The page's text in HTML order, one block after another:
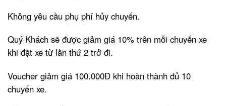
Không yêu cầu phụ phí hủy chuyến.
Quý Khách sẽ được giảm giá 10% trên mỗi chuyến xe
khi đặt xe từ lần thứ 2 trở đi.
Voucher giảm giá 100.000Đ khi hoàn thành đủ 10
chuyến xe.